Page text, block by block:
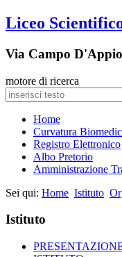
Liceo
Via Campo
motore di ricerca
Home
Curvatura
Registro Elettronico
Albo Pretorio
Amministrazione
Sei qui: Home Istituto
Istituto